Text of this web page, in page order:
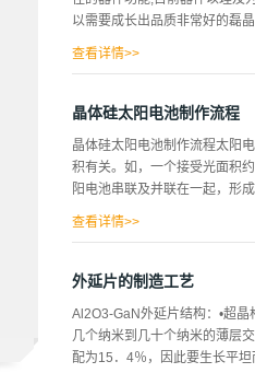
ｉｌ０Ｑ“一。ｃｒ。Ｖ６ｗ
Ｎ）类似，但由于合金元素的
变Ｔｉ（Ｃ，Ｎ）典型的柱状
因此，通过改变多...
以需要成长出品质非常好的磊
特性,并且有效的降低缺陷集成
集成,因此并无像砷化稼磊晶一
用在一些砷化稼材料本身的蚀
制造工艺不同,如硅是使用硝酸
化稼为二元化合物,在不同面蚀
查看详情>>
晶体硅太阳电池制作流程
晶体硅太阳电池制作流程太阳
积有关。如，一个接受光面积
阳电池串联及并联在一起，形
节器（powerconditioner）和
部分。 为达到最佳的转换效率
属电极接触最优化。基板：在
质最为关键，这里的品质指基
查看详情>>
外延片的制造工艺
Al2O3-GaN外延片结构：•超
几个纳米到几十个纳米的薄层
配为15．4％，因此要生长平